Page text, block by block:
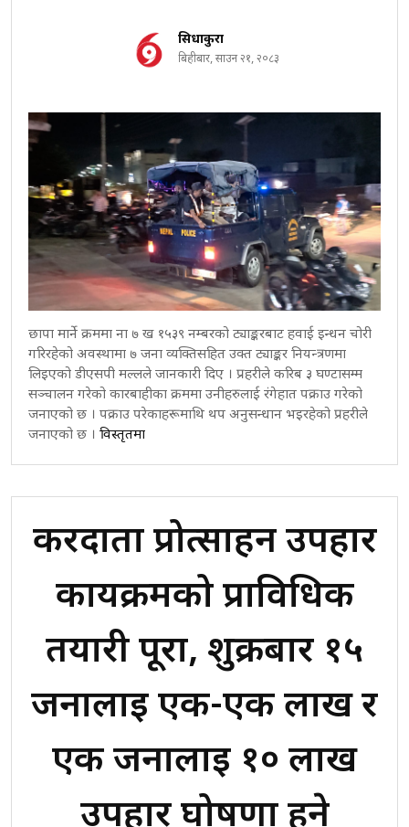
सिधाकुरा
बिहीबार, साउन २१, २०८३
छापा मार्ने क्रममा ना ७ ख १५३९ नम्बरको ट्याङ्करबाट हवाई इन्धन चोरी
गरिरहेको अवस्थामा ७ जना व्यक्तिसहित उक्त ट्याङ्कर नियन्त्रणमा
लिइएको डीएसपी मल्लले जानकारी दिए । प्रहरीले करिब ३ घण्टासम्म
सञ्चालन गरेको कारबाहीका क्रममा उनीहरुलाई रंगेहात पक्राउ गरेको
जनाएको छ । पक्राउ परेकाहरूमाथि थप अनुसन्धान भइरहेको प्रहरीले
जनाएको छ । विस्तृतमा
करदाता प्रोत्साहन उपहार
कार्यक्रमको प्राविधिक
तयारी पूरा, शुक्रबार १५
जनालाई एक-एक लाख र
एक जनालाई १० लाख
उपहार घोषणा हुने